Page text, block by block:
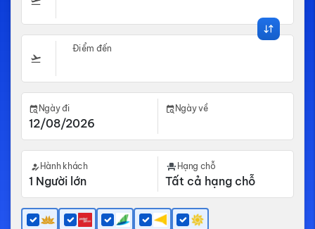
Điểm đến
Ngày đi Ngày về
Hành khách Hạng chỗ